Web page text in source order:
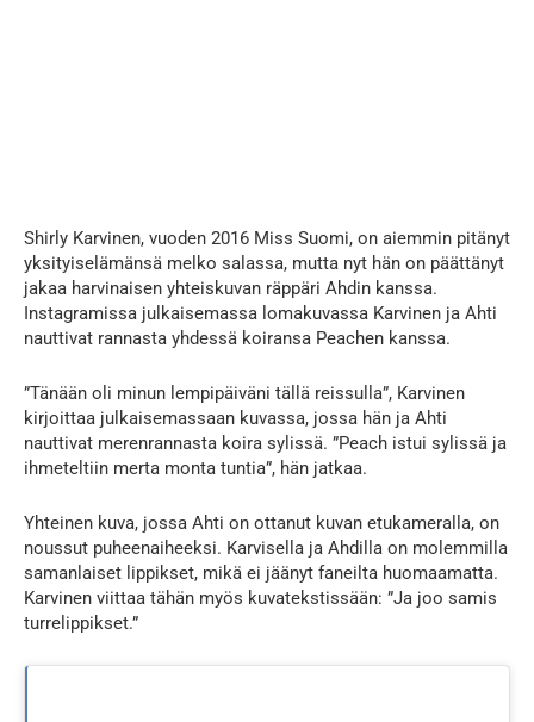
Shirly Karvinen, vuoden 2016 Miss Suomi, on aiemmin pitänyt
yksityiselämänsä melko salassa, mutta nyt hän on päättänyt
jakaa harvinaisen yhteiskuvan räppäri Ahdin kanssa.
Instagramissa julkaisemassa lomakuvassa Karvinen ja Ahti
nauttivat rannasta yhdessä koiransa Peachen kanssa.
”Tänään oli minun lempipäiväni tällä reissulla”, Karvinen
kirjoittaa julkaisemassaan kuvassa, jossa hän ja Ahti
nauttivat merenrannasta koira sylissä. ”Peach istui sylissä ja
ihmeteltiin merta monta tuntia”, hän jatkaa.
Yhteinen kuva, jossa Ahti on ottanut kuvan etukameralla, on
noussut puheenaiheeksi. Karvisella ja Ahdilla on molemmilla
samanlaiset lippikset, mikä ei jäänyt faneilta huomaamatta.
Karvinen viittaa tähän myös kuvatekstissään: ”Ja joo samis
turrelippikset.”